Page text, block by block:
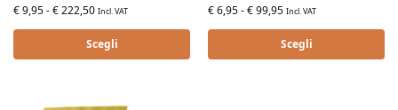
€9,95-€222,50 Incl. VAT
Scegli
€6,95-€99,95 Incl. VAT
Scegli